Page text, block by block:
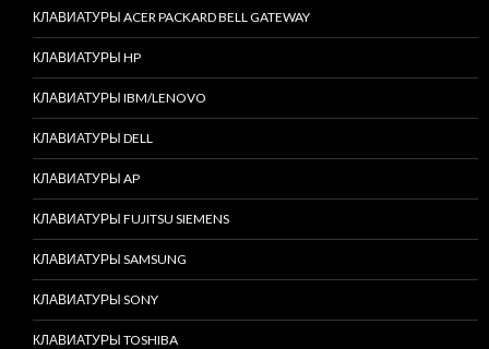
КЛАВИАТУРЫ ACER PACKARD BELL GATEWAY
КЛАВИАТУРЫ HP
КЛАВИАТУРЫ IBM/LENOVO
КЛАВИАТУРЫ DELL
КЛАВИАТУРЫ AP
КЛАВИАТУРЫ FUJITSU SIEMENS
КЛАВИАТУРЫ SAMSUNG
КЛАВИАТУРЫ SONY
КЛАВИАТУРЫ TOSHIBA